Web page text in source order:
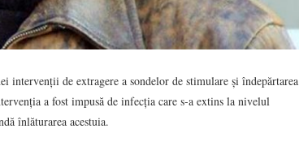
de extragere a sondelor de stimulare și îndepărtarea
a fost impusă de infecția care s-a extins la nivelul
înlăturarea acestuia.